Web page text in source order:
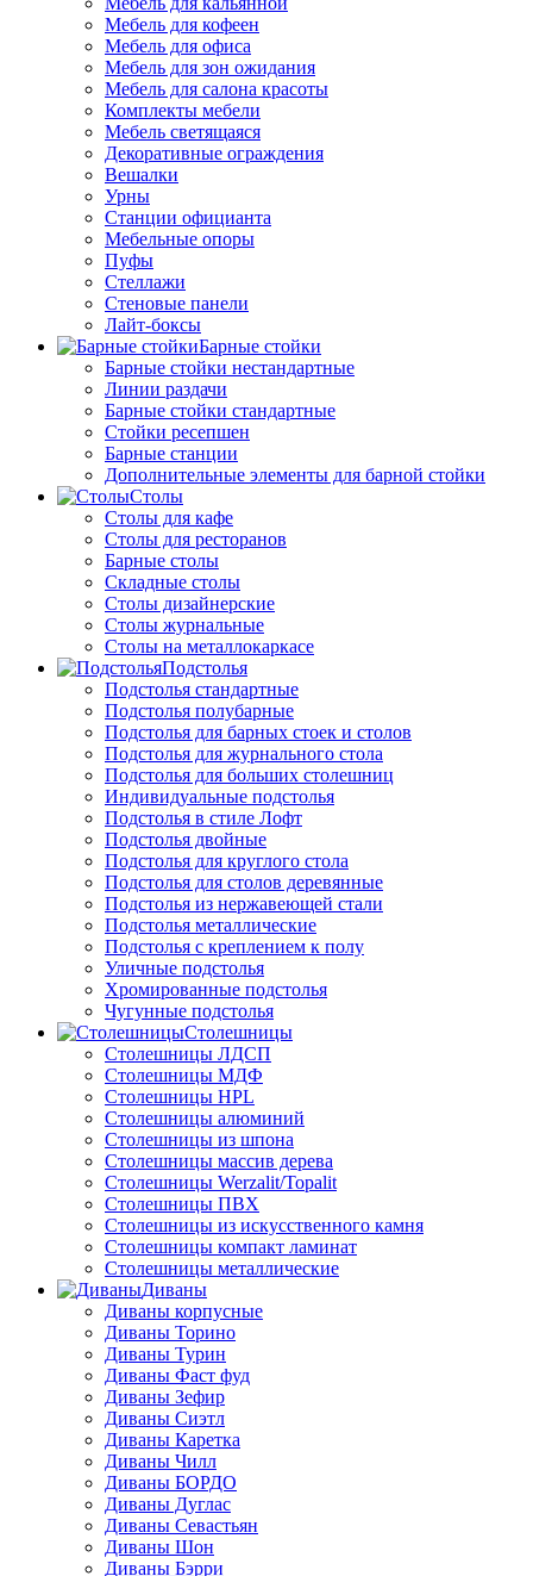
Мебель для кофеен
Мебель для офиса
Мебель для зон ожидания
Мебель для салона красоты
Комплекты мебели
Мебель светящаяся
Декоративные ограждения
Вешалки
Урны
Станции официанта
Мебельные опоры
Пуфы
Стеллажи
Стеновые панели
Лайт-боксы
Барные стойки
Барные стойки нестандартные
Линии раздачи
Барные стойки стандартные
Стойки ресепшен
Барные станции
Дополнительные элементы для барной стойки
Столы
Столы для кафе
Столы для ресторанов
Барные столы
Складные столы
Столы дизайнерские
Столы журнальные
Столы на металлокаркасе
Подстолья
Подстолья стандартные
Подстолья полубарные
Подстолья для барных стоек и столов
Подстолья для журнального стола
Подстолья для больших столешниц
Индивидуальные подстолья
Подстолья в стиле Лофт
Подстолья двойные
Подстолья для круглого стола
Подстолья для столов деревянные
Подстолья из нержавеющей стали
Подстолья металлические
Подстолья с креплением к полу
Уличные подстолья
Хромированные подстолья
Чугунные подстолья
Столешницы
Столешницы ЛДСП
Столешницы МДФ
Столешницы HPL
Столешницы алюминий
Столешницы из шпона
Столешницы массив дерева
Столешницы Werzalit/Topalit
Столешницы ПВХ
Столешницы из искусственного камня
Столешницы компакт ламинат
Столешницы металлические
Диваны
Диваны корпусные
Диваны Торино
Диваны Турин
Диваны Фаст фуд
Диваны Зефир
Диваны Сиэтл
Диваны Каретка
Диваны Чилл
Диваны БОРДО
Диваны Дуглас
Диваны Севастьян
Диваны Шон
Диваны Бэрри